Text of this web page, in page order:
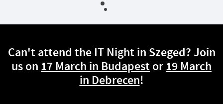
Can't attend the IT Night in Szeged? Join
us on 17 March in Budapestor19 March
in Debrecen!